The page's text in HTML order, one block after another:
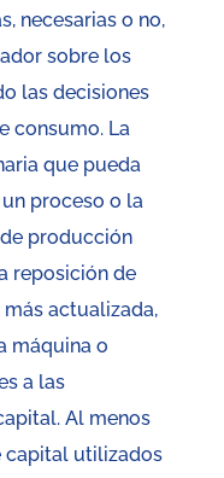
necesarias o no,
sobre los
las decisiones
consumo. La
que pueda
proceso o la
producción
reposición de
actualizada,
máquina o
a las
Al menos
capital utilizados